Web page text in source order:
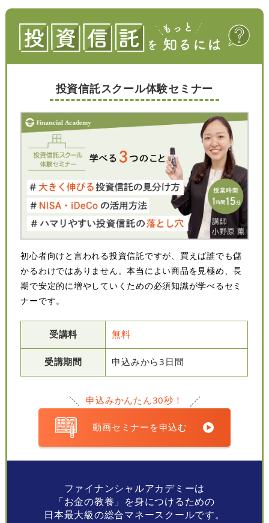
投資信託スクール体験セミナー
初心者向けと言われる投資信託ですが、買えば誰でも儲
かるわけではありません。本当によい商品を見極め、長
期で安定的に増やしていくための必須知識が学べるセミ
ナーです。
受講料 無料
受講期間 申込みから3日間
申込みかんたん30秒！
動画セミナーを申込む
ファイナンシャルアカデミーは
「お金の教養」を身につけるための
日本最大級の総合マネースクールです。